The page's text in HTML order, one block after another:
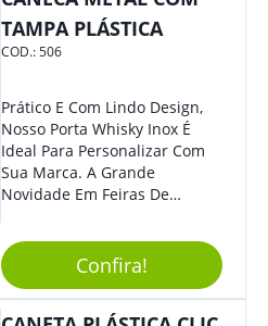
TAMPA PLÁSTICA
COD.:506
Prático E Com Lindo Design,
Nosso Porta Whisky Inox É
Ideal Para Personalizar Com
Sua Marca. A Grande
Novidade Em Feiras De
Corporativos Será Esse
Incrível Brinde, Trazendo
Ainda Mais Destaque Para
Sua Empresa.
Confira!